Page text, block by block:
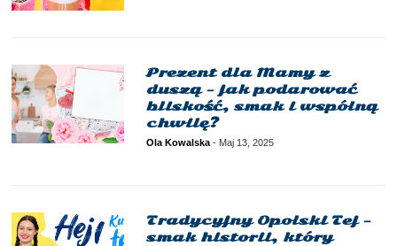
Prezent dla Mamy z
duszą – jak podarować
bliskość, smak i wspólną
chwilę?
Ola Kowalska - Maj 13, 2025
Tradycyjny Opolski Tej –
smak historii, który